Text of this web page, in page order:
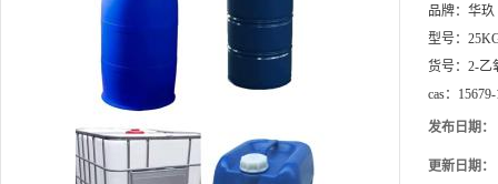
品牌： 华玖
型号：
货号： 2-乙
cas：
发布日期：
更新日期：